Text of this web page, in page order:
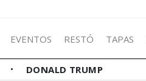
EVENTOS RESTÓ TAPAS
DONALD TRUMP